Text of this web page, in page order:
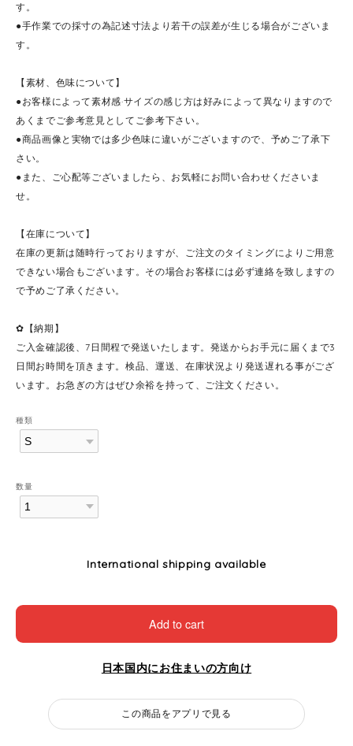
す。
●手作業での採寸の為記述寸法より若干の誤差が生じる場合がございま
す。
【素材、色味について】
●お客様によって素材感·サイズの感じ方は好みによって異なりますので
あくまでご参考意見としてご参考下さい。
●商品画像と実物では多少色味に違いがございますので、予めご了承下
さい。
●また、ご心配等ございましたら、お気軽にお問い合わせくださいま
せ。
【在庫について】
在庫の更新は随時行っておりますが、ご注文のタイミングによりご用意
できない場合もございます。その場合お客様には必ず連絡を致しますの
で予めご了承ください。
✿【納期】
ご入金確認後、7日間程で発送いたします。発送からお手元に届くまで3
日間お時間を頂きます。検品、運送、在庫状況より発送遅れる事がござ
います。お急ぎの方はぜひ余裕を持って、ご注文ください。
種類
数量
International shipping available
Add to cart
日本国内にお住まいの方向け
この商品をアプリで見る